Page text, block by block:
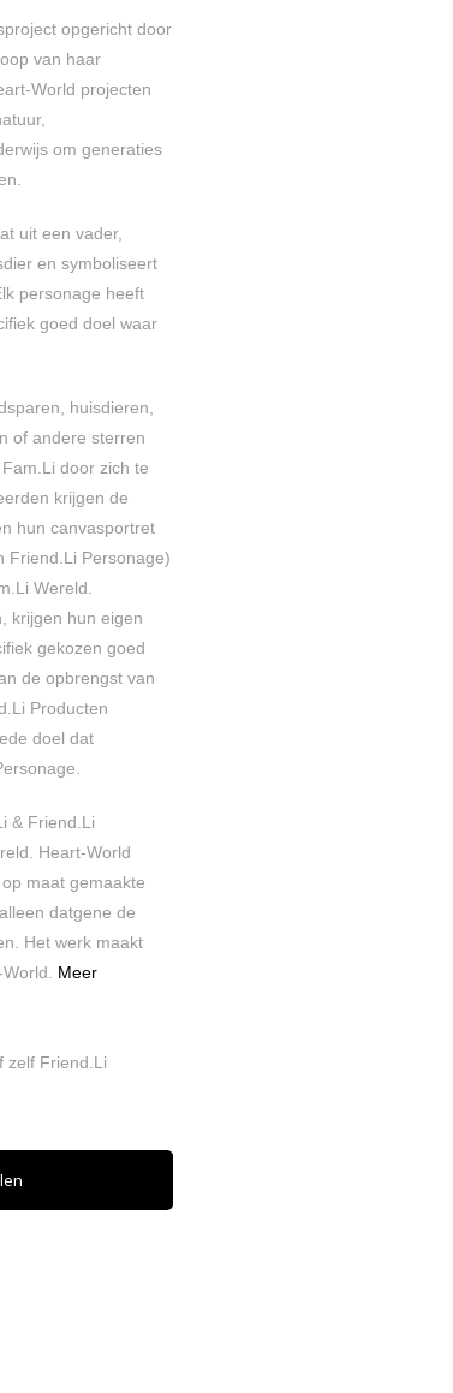
opgericht door
van haar
World projecten
om generaties
uit een vader,
en symboliseert
personage heeft
goed doel waar
huisdieren,
of andere sterren
door zich te
krijgen de
hun canvasportret
Friend.Li Personage)
Wereld.
krijgen hun eigen
gekozen goed
de opbrengst van
Producten
doel dat
& Friend.Li
Heart-World
maat gemaakte
datgene de
Het werk maakt
Meer
zelf Friend.Li